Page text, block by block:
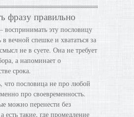
фразу правильно
эту пословицу
вечной спешке и хвататься за
не в суете. Она не требует
а напоминает о
срока.
что пословица не про любой
про своевременность.
можно перенести без
есть такие, где промедление